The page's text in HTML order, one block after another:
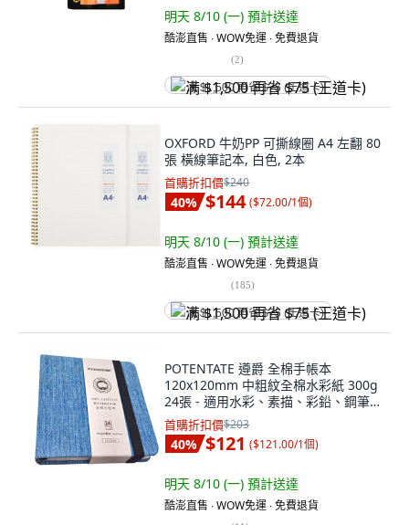
明天 8/10 (一) 預計送達
酷澎直售 ∙ WOW免運 ∙ 免費退貨
(2)
满 $1,500 再省 $75 (王道卡)
OXFORD 牛奶PP 可撕線圈 A4 左翻 80
張 橫線筆記本, 白色, 2本
首購折扣價$240
40% $144 ($72.00/1個)
明天 8/10 (一) 預計送達
酷澎直售 ∙ WOW免運 ∙ 免費退貨
(185)
满 $1,500 再省 $75 (王道卡)
POTENTATE 遵爵 全棉手帳本
120x120mm 中粗紋全棉水彩紙 300g
24張 - 適用水彩、素描、彩鉛、鋼筆,
中粗牛仔藍, 1本
首購折扣價$203
40% $121 ($121.00/1個)
明天 8/10 (一) 預計送達
酷澎直售 ∙ WOW免運 ∙ 免費退貨